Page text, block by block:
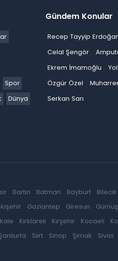
Spor
Dünya
Gündem Konular
Recep Tayyip
Celal Şengör
Ekrem İmamoğlu
Özgür Özel
Serkan Sarı
Bartın Batman Bayburt Bilecik
Gaziantep Giresun
Kırklareli Kırşehir Kocaeli
Siirt Sinop Şırnak Sivas